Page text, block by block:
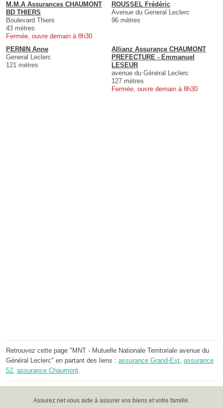
M.M.A Assurances CHAUMONT
BD THIERS
Boulevard Thiers
43 mètres
Fermée, ouvre demain à 8h30
ROUSSEL Frédéric
Avenue du General Leclerc
96 mètres
PERNIN Anne
General Leclerc
121 mètres
Allianz Assurance CHAUMONT
PREFECTURE - Emmanuel
LESEUR
avenue du Général Leclerc
127 mètres
Fermée, ouvre demain à 8h30
Retrouvez cette page "MNT - Mutuelle Nationale Territoriale avenue du
Général Leclerc" en partant des liens : assurance Grand-Est, assurance
52, assurance Chaumont.
Assurez.net vous aide à assurer vos biens et votre famille.